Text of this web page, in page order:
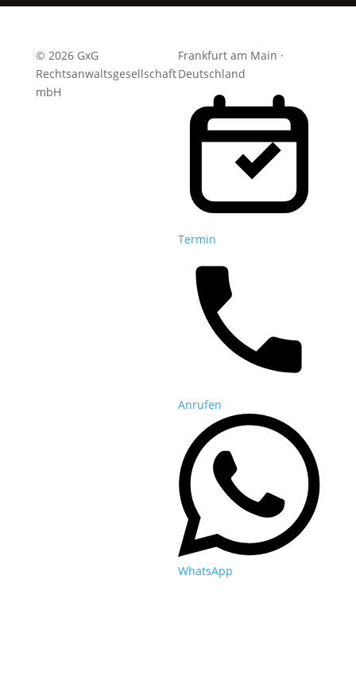
© 2026 GxG
Rechtsanwaltsgesellschaft
mbH
Frankfurt am Main ·
Deutschland
Termin
Anrufen
WhatsApp